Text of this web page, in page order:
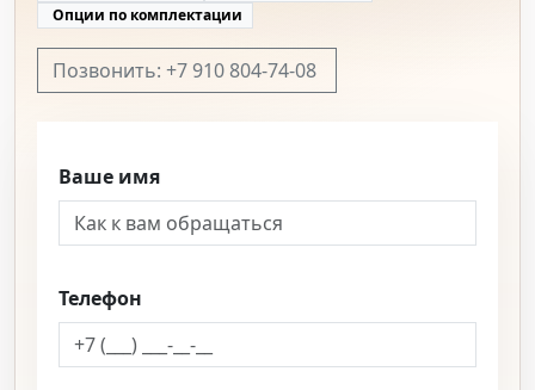
Опции по комплектации
Позвонить: +7 910 804-74-08
Ваше имя
Телефон